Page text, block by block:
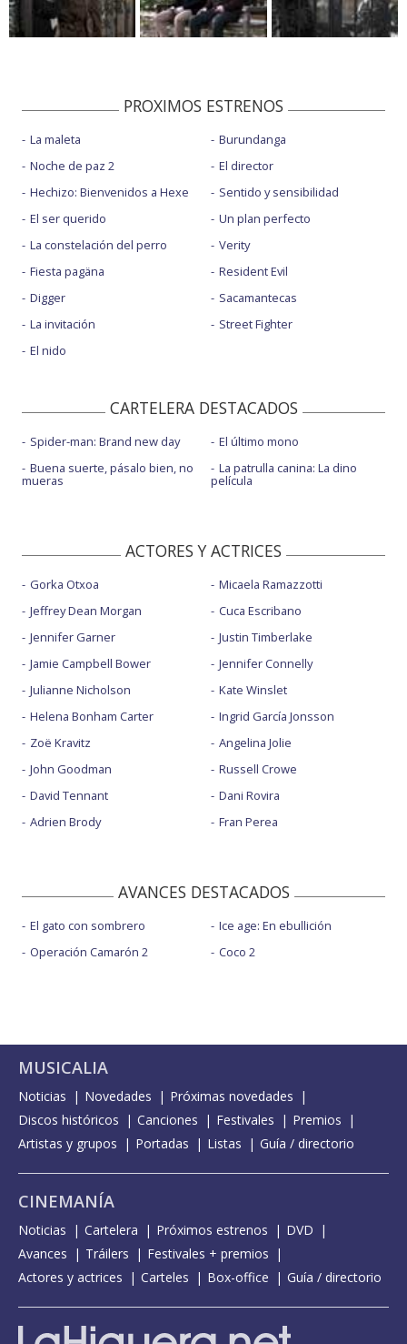
PROXIMOS ESTRENOS
La maleta
Noche de paz 2
Hechizo: Bienvenidos a Hexe
El ser querido
La constelación del perro
Fiesta pagäna
Digger
La invitación
El nido
Burundanga
El director
Sentido y sensibilidad
Un plan perfecto
Verity
Resident Evil
Sacamantecas
Street Fighter
CARTELERA DESTACADOS
Spider-man: Brand new day
Buena suerte, pásalo bien, no
mueras
El último mono
La patrulla canina: La dino
película
ACTORES Y ACTRICES
Gorka Otxoa
Jeffrey Dean Morgan
Jennifer Garner
Jamie Campbell Bower
Julianne Nicholson
Helena Bonham Carter
Zoë Kravitz
John Goodman
David Tennant
Adrien Brody
Micaela Ramazzotti
Cuca Escribano
Justin Timberlake
Jennifer Connelly
Kate Winslet
Ingrid García Jonsson
Angelina Jolie
Russell Crowe
Dani Rovira
Fran Perea
AVANCES DESTACADOS
El gato con sombrero
Operación Camarón 2
Ice age: En ebullición
Coco 2
MUSICALIA
Noticias Novedades
Próximas novedades
Discos históricos
Canciones Festivales
Premios
Artistas y grupos
Portadas Listas Guía / directorio
CINEMANÍA
Noticias Cartelera Próximos estrenos
DVD
Avances
Tráilers
Festivales + premios
Actores y actrices
Carteles Box-office Guía / directorio